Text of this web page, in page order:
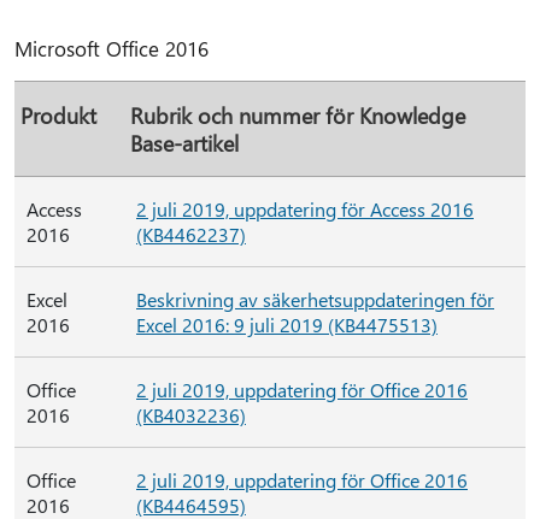
Microsoft Office 2016
Produkt
Rubrik och nummer för Knowledge
Base-artikel
Access
2016
2 juli 2019, uppdatering för Access 2016
(KB4462237)
Excel
2016
Beskrivning av säkerhetsuppdateringen för
Excel 2016: 9 juli 2019 (KB4475513)
Office
2016
2 juli 2019, uppdatering för Office 2016
(KB4032236)
Office
2016
2 juli 2019, uppdatering för Office 2016
(KB4464595)